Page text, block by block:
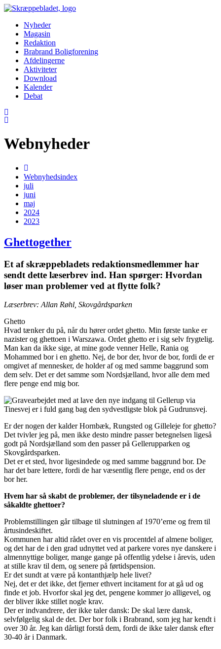
Nyheder
Magasin
Redaktion
Brabrand Boligforening
Afdelingerne
Aktiviteter
Download
Kalender
Debat
Webnyheder
Webnyhedsindex
juli
juni
maj
2024
2023
Ghettogether
Et af skræppebladets redaktionsmedlemmer har
sendt dette læserbrev ind. Han spørger: Hvordan
løser man problemer ved at flytte folk?
Læserbrev: Allan Røhl, Skovgårdsparken
Ghetto
Hvad tænker du på, når du hører ordet ghetto. Min første tanke er
nazister og ghettoen i Warszawa. Ordet ghetto er i sig selv frygtelig.
Man kan da ikke sige, at mine gode venner Helle, Rania og
Mohammed bor i en ghetto. Nej, de bor der, hvor de bor, fordi de er
omgivet af mennesker, de holder af og med samme baggrund som
dem selv. Det er det samme som Nordsjælland, hvor alle dem med
flere penge end mig bor.
Er der nogen der kalder Hornbæk, Rungsted og Gilleleje for ghetto?
Det tvivler jeg på, men ikke desto mindre passer betegnelsen ligeså
godt på Nordsjælland som den passer på Gellerupparken og
Skovgårdsparken.
Det er et sted, hvor ligesindede og med samme baggrund bor. De
har det bare lettere, fordi de har væsentlig flere penge, end os der
bor her.
Hvem har så skabt de problemer, der tilsyneladende er i de
såkaldte ghettoer?
Problemstillingen går tilbage til slutningen af 1970’erne og frem til
årtusindeskiftet.
Kommunen har altid rådet over en vis procentdel af almene boliger,
og det har de i den grad udnyttet ved at parkere vores nye danskere i
almennyttige boliger, mange gange på offentlig ydelse i årevis, uden
at stille krav til dem, og senere på førtidspension.
Er det sundt at være på kontanthjælp hele livet?
Nej, det er det ikke, det fjerner ethvert incitament for at gå ud og
finde et job. Hvorfor skal jeg det, pengene kommer jo alligevel, og
der bliver ikke stillet nogle krav.
Der er indvandrere, der ikke taler dansk: De skal lære dansk,
selvfølgelig skal de det. Der bor folk i Brabrand, som jeg har kendt i
over 30 år. Jeg kan dårligt forstå dem, fordi de ikke taler dansk efter
30-40 år i Danmark.